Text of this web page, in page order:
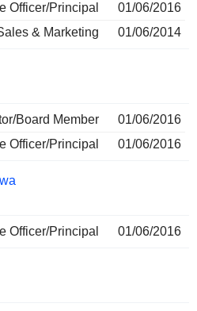
Officer/Principal
01/06/2016
& Marketing
01/06/2014
Board Member
01/06/2016
Officer/Principal
01/06/2016
Officer/Principal 01/06/2016